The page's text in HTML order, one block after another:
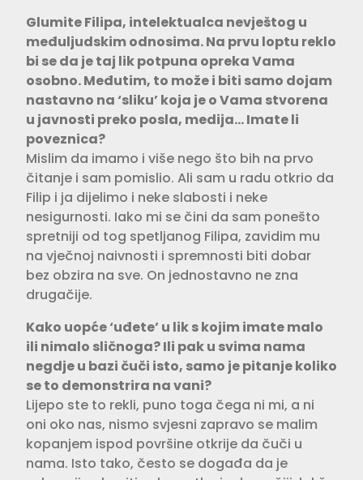
Glumite Filipa, intelektualca nevještog u
međuljudskim odnosima. Na prvu loptu reklo
bi se da je taj lik potpuna opreka Vama
osobno. Međutim, to može i biti samo dojam
nastavno na ‘sliku’ koja je o Vama stvorena
u javnosti preko posla, medija… Imate li
poveznica?
Mislim da imamo i više nego što bih na prvo
čitanje i sam pomislio. Ali sam u radu otkrio da
Filip i ja dijelimo i neke slabosti i neke
nesigurnosti. Iako mi se čini da sam ponešto
spretniji od tog spetljanog Filipa, zavidim mu
na vječnoj naivnosti i spremnosti biti dobar
bez obzira na sve. On jednostavno ne zna
drugačije.
Kako uopće ‘uđete’ u lik s kojim imate malo
ili nimalo sličnoga? Ili pak u svima nama
negdje u bazi čuči isto, samo je pitanje koliko
se to demonstrira na vani?
Lijepo ste to rekli, puno toga čega ni mi, a ni
oni oko nas, nismo svjesni zapravo se malim
kopanjem ispod površine otkrije da čuči u
nama. Isto tako, često se događa da je